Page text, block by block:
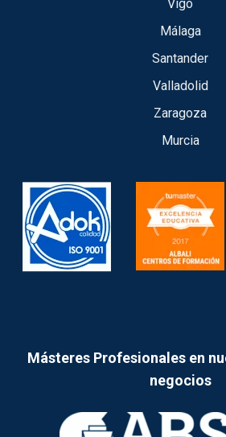
Vigo
Málaga
Santander
Valladolid
Zaragoza
Murcia
Másteres Profesionales en
negocios